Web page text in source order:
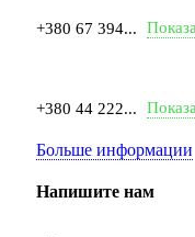
+380 67 394...
+380 44 222...
Больше информации
Напишите нам